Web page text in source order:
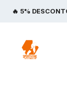
🔥 5%